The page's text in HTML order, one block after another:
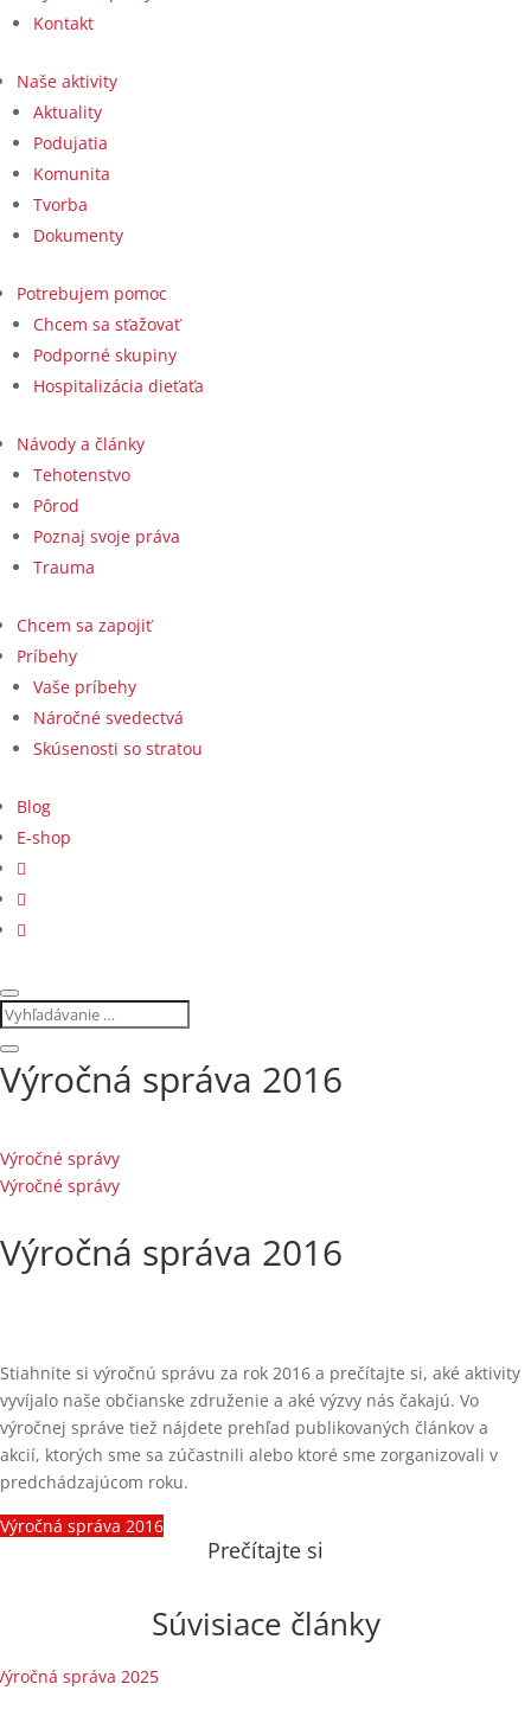
Kontakt
Naše aktivity
Aktuality
Podujatia
Komunita
Tvorba
Dokumenty
Potrebujem pomoc
Chcem sa sťažovať
Podporné skupiny
Hospitalizácia dieťaťa
Návody a články
Tehotenstvo
Pôrod
Poznaj svoje práva
Trauma
Chcem sa zapojiť
Príbehy
Vaše príbehy
Náročné svedectvá
Skúsenosti so stratou
Blog
E-shop
Výročná správa 2016
Výročné správy
Výročné správy
Výročná správa 2016
Stiahnite si výročnú správu za rok 2016 a prečítajte si, aké aktivity
vyvíjalo naše občianske združenie a aké výzvy nás čakajú. Vo
výročnej správe tiež nájdete prehľad publikovaných článkov a
akcií, ktorých sme sa zúčastnili alebo ktoré sme zorganizovali v
predchádzajúcom roku.
Výročná správa 2016
Prečítajte si
Súvisiace články